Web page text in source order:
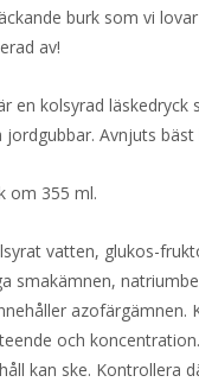
burk som vi
av!
en kolsyrad läskedryck
Avnjuts bäst
om 355 ml.
vatten, glukos-
smakämnen,
azofärgämnen.
och
kan ske. Kontrollera